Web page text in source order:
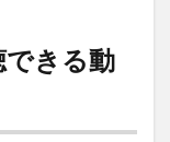
きる動